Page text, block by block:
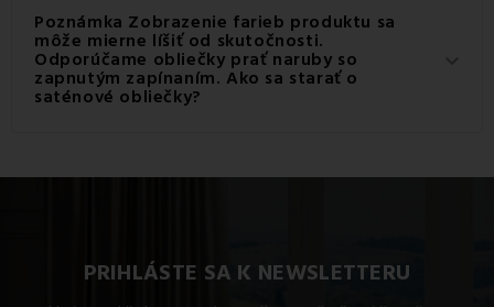
Dostupné rozmery pre tento produkt sú: Štandardný set
jednolôžko obsahuje 1x 140x200 + 1x 70x90.
Poznámka Zobrazenie farieb produktu sa
môže mierne líšiť od skutočnosti.
Odporúčame obliečky prať naruby so
zapnutým zapínaním. Ako sa starať o
saténové obliečky?
PRIHLÁSTE SA K NEWSLETTERU